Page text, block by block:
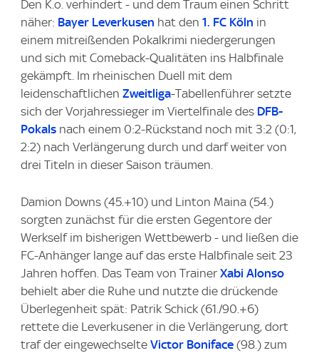
Den K.o. verhindert - und dem Traum einen Schritt
näher: Bayer Leverkusen hat den 1. FC Köln in
einem mitreißenden Pokalkrimi niedergerungen
und sich mit Comeback-Qualitäten ins Halbfinale
gekämpft. Im rheinischen Duell mit dem
leidenschaftlichen Zweitliga-Tabellenführer setzte
sich der Vorjahressieger im Viertelfinale des DFB-
Pokals nach einem 0:2-Rückstand noch mit 3:2 (0:1,
2:2) nach Verlängerung durch und darf weiter von
drei Titeln in dieser Saison träumen.
Damion Downs (45.+10) und Linton Maina (54.)
sorgten zunächst für die ersten Gegentore der
Werkself im bisherigen Wettbewerb - und ließen die
FC-Anhänger lange auf das erste Halbfinale seit 23
Jahren hoffen. Das Team von Trainer Xabi Alonso
behielt aber die Ruhe und nutzte die drückende
Überlegenheit spät: Patrik Schick (61./90.+6)
rettete die Leverkusener in die Verlängerung, dort
traf der eingewechselte Victor Boniface (98.) zum